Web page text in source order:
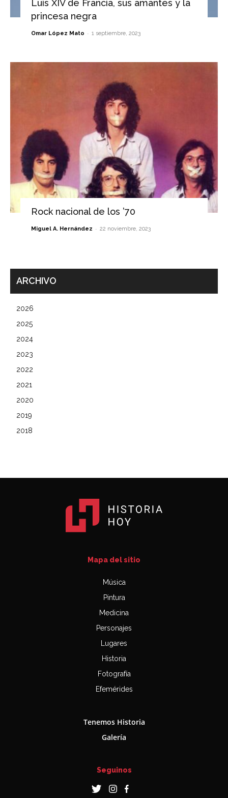
Luis XIV de Francia, sus amantes y la
princesa negra
Omar López Mato - 1 septiembre, 2023
Rock nacional de los ’70
Miguel A. Hernández - 22 noviembre, 2023
ARCHIVO
2026
2025
2024
2023
2022
2021
2020
2019
2018
Mapa del sitio
Música
Pintura
Medicina
Personajes
Lugares
Historia
Fotografía
Efemérides
Tenemos Historia
Galería
Seguinos